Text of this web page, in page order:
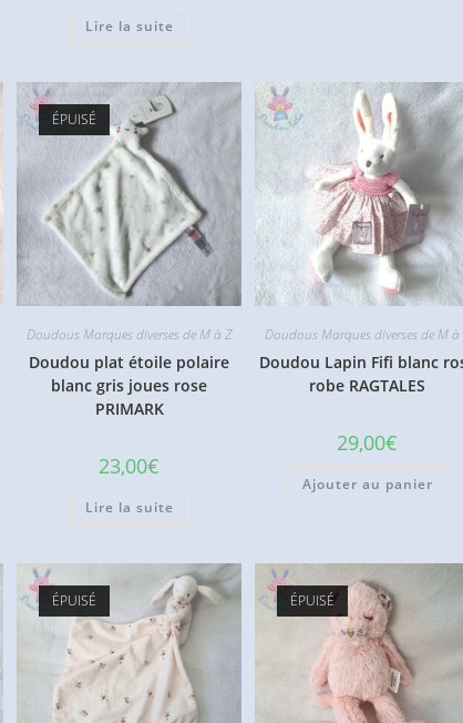
Lire la suite
ÉPUISÉ
Doudous Marques diverses de M à Z
Doudou plat étoile polaire
blanc gris joues rose
PRIMARK
23,00€
Lire la suite
Doudous Marques diverses de M à
Doudou Lapin Fifi blanc
robe RAGTALES
29,00€
Ajouter au panier
ÉPUISÉ ÉPUISÉ